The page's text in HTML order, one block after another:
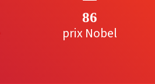
86
prix Nobel